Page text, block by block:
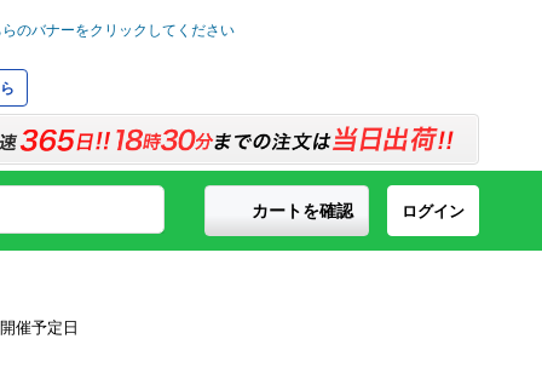
ログイン
カートを確認